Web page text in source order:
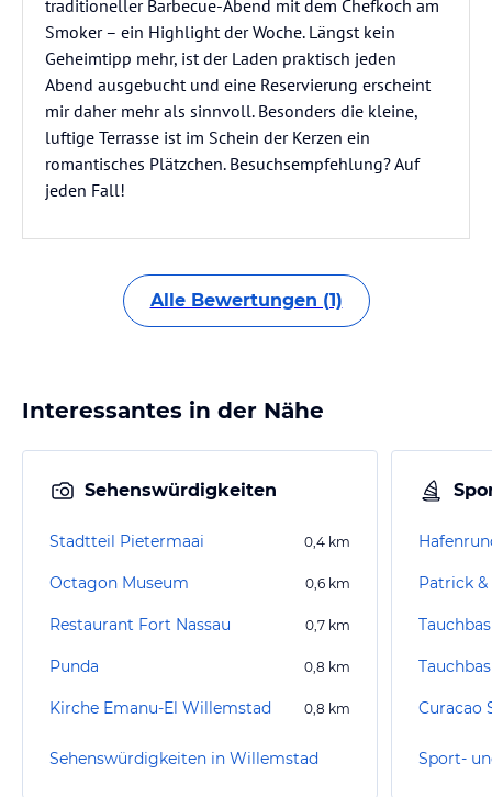
traditioneller Barbecue-Abend mit dem Chefkoch am
Smoker – ein Highlight der Woche. Längst kein
Geheimtipp mehr, ist der Laden praktisch jeden
Abend ausgebucht und eine Reservierung erscheint
mir daher mehr als sinnvoll. Besonders die kleine,
luftige Terrasse ist im Schein der Kerzen ein
romantisches Plätzchen. Besuchsempfehlung? Auf
jeden Fall!
Alle Bewertungen (1)
Interessantes in der Nähe
Sehenswürdigkeiten
Stadtteil Pietermaai 0,4 km
Octagon Museum 0,6 km
Restaurant Fort Nassau 0,7 km
Punda 0,8 km
Kirche Emanu-El Willemstad 0,8 km
Sehenswürdigkeiten in Willemstad
Patrick &
Curacao